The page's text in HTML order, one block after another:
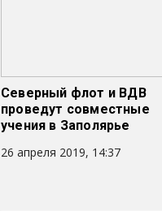
Северный флот и ВДВ
проведут совместные
учения в Заполярье
26 апреля 2019, 14:37